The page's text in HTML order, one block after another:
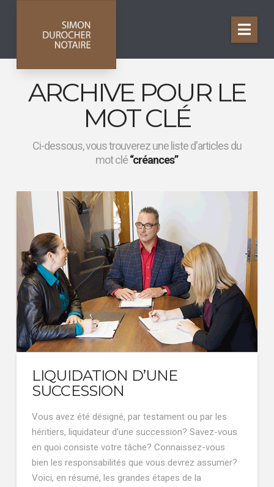
ARCHIVE POUR LE
MOT CLÉ
Ci-dessous, vous trouverez une liste d'articles du
mot clé“créances”
LIQUIDATION D’UNE
SUCCESSION
Vous avez été désigné, par testament ou par les
héritiers, liquidateur d’une succession? Savez-vous
en quoi consiste votre tâche? Connaissez-vous
bien les responsabilités que vous devrez assumer?
Voici, en résumé, les grandes étapes de la